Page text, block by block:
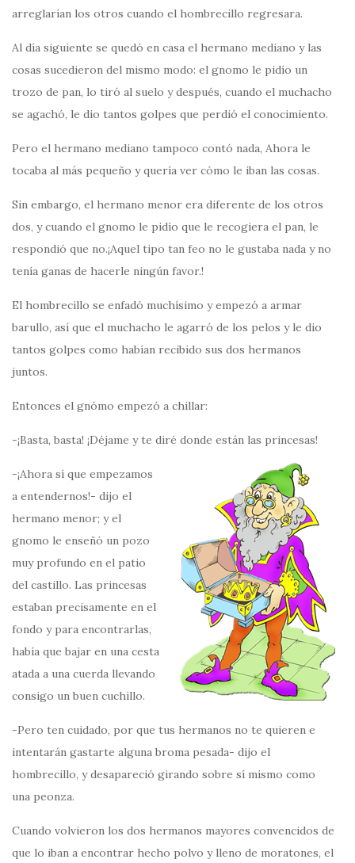
arreglarían los otros cuando el hombrecillo regresara.
Al día siguiente se quedó en casa el hermano mediano y las
cosas sucedieron del mismo modo: el gnomo le pidío un
trozo de pan, lo tiró al suelo y después, cuando el muchacho
se agachó, le dio tantos golpes que perdió el conocimiento.
Pero el hermano mediano tampoco contó nada, Ahora le
tocaba al más pequeño y quería ver cómo le iban las cosas.
Sin embargo, el hermano menor era diferente de los otros
dos, y cuando el gnomo le pidío que le recogiera el pan, le
respondió que no.¡Aquel tipo tan feo no le gustaba nada y no
tenía ganas de hacerle ningún favor.!
El hombrecillo se enfadó muchísimo y empezó a armar
barullo, así que el muchacho le agarró de los pelos y le dio
tantos golpes como habían recibido sus dos hermanos
juntos.
Entonces el gnómo empezó a chillar:
-¡Basta, basta! ¡Déjame y te diré donde están las princesas!
-¡Ahora sí que empezamos
a entendernos!- dijo el
hermano menor; y el
gnomo le enseñó un pozo
muy profundo en el patio
del castillo. Las princesas
estaban precisamente en el
fondo y para encontrarlas,
había que bajar en una cesta
atada a una cuerda llevando
consigo un buen cuchillo.
-Pero ten cuidado, por que tus hermanos no te quieren e
intentarán gastarte alguna broma pesada- dijo el
hombrecillo, y desapareció girando sobre sí mismo como
una peonza.
Cuando volvieron los dos hermanos mayores convencidos de
que lo iban a encontrar hecho polvo y lleno de moratones, el